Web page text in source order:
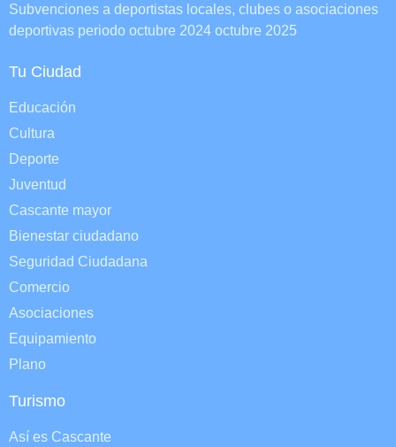
Subvenciones a deportistas locales, clubes o asociaciones
deportivas periodo octubre 2024 octubre 2025
Tu Ciudad
Educación
Cultura
Deporte
Juventud
Cascante mayor
Bienestar ciudadano
Seguridad Ciudadana
Comercio
Asociaciones
Equipamiento
Plano
Turismo
Así es Cascante